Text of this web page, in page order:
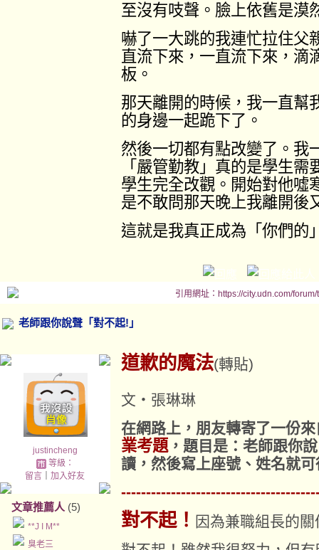
至沒有吱聲。臉上依舊是漠
嚇了一大跳的我連忙拉住父
直流下來，一直流下來，滴
板。
那天離開的時候，我一直幫
的身邊一起跪下了。
然後一切都有點改變了。我
「嚴管勤教」真的是學生
學生完全改觀。開始對他噓
是不敢問那天晚上我離開後
這就是我真正成為「你們的
引用網址：https://city.udn.com/
老師跟你說聲「對不起!」
justincheng
等級：
留言 ｜加入好友
文章推薦人 (5)
**J I M**
臭老三
道歉的魔法(轉貼)
文‧張琳琳
在網路上，朋友轉寄了一份來
業考題，題目是：老師跟你
讀，然後寫上座號、姓名就
對不起！ 因為兼職組長的